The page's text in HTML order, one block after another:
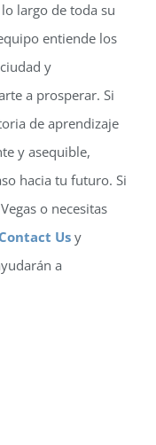
largo de toda su
entiende los
y
a prosperar. Si
de aprendizaje
y asequible,
hacia tu futuro. Si
o necesitas
Contact Usy
a